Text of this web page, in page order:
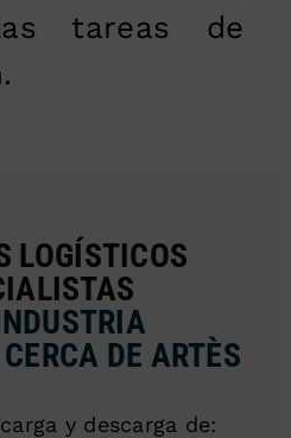
tareas de
LOGÍSTICOS
DE ARTÈS
y descarga de: